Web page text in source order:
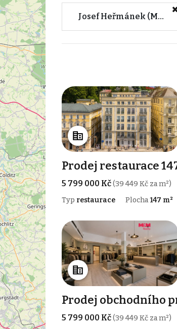
Josef Heřmánek (M&M reality)
Prodej restaurace
5 799 000 Kč(39 449 Kč za m²)
Typ restaurace Plocha147 m²
Prodej obchodního
5 799 000 Kč(39 449 Kč za m²)